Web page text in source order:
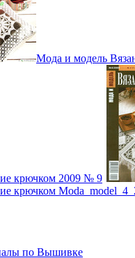
Мода и модель
крючком 2009 № 9
крючком
по Вышивке